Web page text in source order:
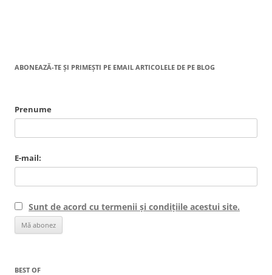
ABONEAZĂ-TE ȘI PRIMEȘTI PE EMAIL ARTICOLELE DE PE BLOG
Prenume
E-mail:
Sunt de acord cu termenii și condițiile acestui site.
BEST OF